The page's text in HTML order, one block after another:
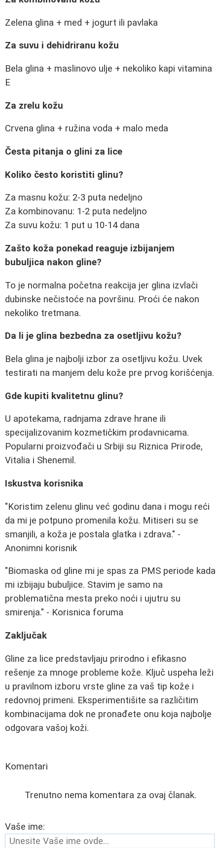
Zelena glina + med + jogurt ili pavlaka
Za suvu i dehidriranu kožu
Bela glina + maslinovo ulje + nekoliko kapi vitamina
E
Za zrelu kožu
Crvena glina + ružina voda + malo meda
Česta pitanja o glini za lice
Koliko često koristiti glinu?
Za masnu kožu: 2-3 puta nedeljno
Za kombinovanu: 1-2 puta nedeljno
Za suvu kožu: 1 put u 10-14 dana
Zašto koža ponekad reaguje izbijanjem
bubuljica nakon gline?
To je normalna početna reakcija jer glina izvlači
dubinske nečistoće na površinu. Proći će nakon
nekoliko tretmana.
Da li je glina bezbedna za osetljivu kožu?
Bela glina je najbolji izbor za osetljivu kožu. Uvek
testirati na manjem delu kože pre prvog korišćenja.
Gde kupiti kvalitetnu glinu?
U apotekama, radnjama zdrave hrane ili
specijalizovanim kozmetičkim prodavnicama.
Popularni proizvođači u Srbiji su Riznica Prirode,
Vitalia i Shenemil.
Iskustva korisnika
"Koristim zelenu glinu već godinu dana i mogu reći
da mi je potpuno promenila kožu. Mitiseri su se
smanjili, a koža je postala glatka i zdrava." -
Anonimni korisnik
"Biomaska od gline mi je spas za PMS periode kada
mi izbijaju bubuljice. Stavim je samo na
problematična mesta preko noći i ujutru su
smirenja." - Korisnica foruma
Zaključak
Gline za lice predstavljaju prirodno i efikasno
rešenje za mnoge probleme kože. Ključ uspeha leži
u pravilnom izboru vrste gline za vaš tip kože i
redovnoj primeni. Eksperimentišite sa različitim
kombinacijama dok ne pronađete onu koja najbolje
odgovara vašoj koži.
Komentari
Trenutno nema komentara za ovaj članak.
Vaše ime: